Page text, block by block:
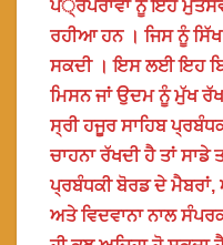
ਪੰ੍ਰਪਰਾਵਾ ਨੂੰ ਇਹ
ਰਹੀਆ ਹਨ । ਜਿਸ ਨੂੰ
ਸਕਦੀ । ਇਸ ਲਈ ਇਹ
ਮਿਸਨ ਜਾਂ ਉਦਮ ਨੂੰ ਮੁੱਖ
ਸ੍ਰੀ ਹਜੂਰ ਸਾਹਿਬ
ਚਾਹਨਾ ਰੱਖਦੀ ਹੈ ਤਾਂ ਸਾਡੇ
ਪ੍ਰਬੰਧਕੀ ਬੋਰਡ ਦੇ ਮੈਬਰਾਂ,
ਅਤੇ ਵਿਦਵਾਨਾ ਨਾਲ